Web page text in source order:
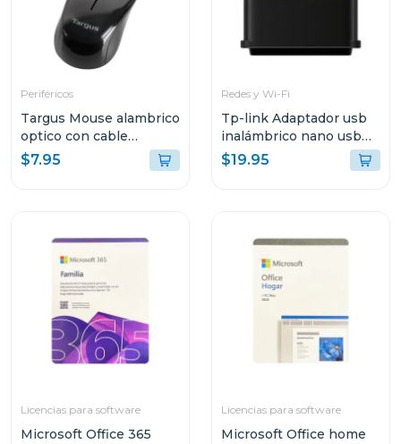
Periféricos
Targus Mouse alambrico
optico con cable
retractil amu75
$7.95
Redes y Wi-Fi
Tp-link Adaptador usb
inalámbrico nano usb
de doble banda ac1300
t3u nano
$19.95
Licencias para software
Microsoft Office 365
Licencias para software
Microsoft Office home